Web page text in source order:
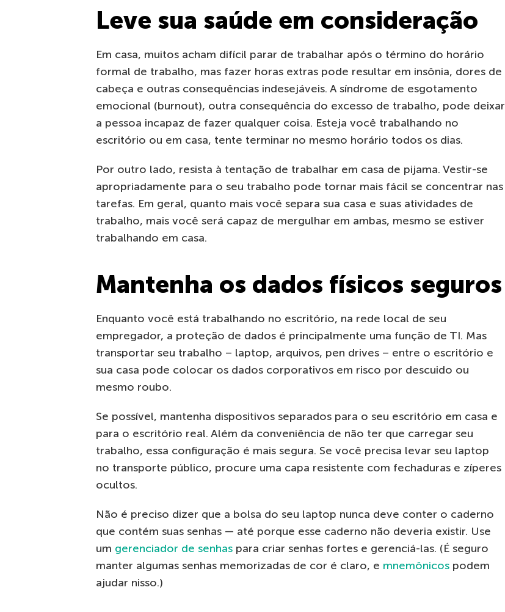
Leve sua saúde em consideração
Em casa, muitos acham difícil parar de trabalhar após o término do horário
formal de trabalho, mas fazer horas extras pode resultar em insônia, dores de
cabeça e outras consequências indesejáveis. A síndrome de esgotamento
emocional (burnout), outra consequência do excesso de trabalho, pode deixar
a pessoa incapaz de fazer qualquer coisa. Esteja você trabalhando no
escritório ou em casa, tente terminar no mesmo horário todos os dias.
Por outro lado, resista à tentação de trabalhar em casa de pijama. Vestir-se
apropriadamente para o seu trabalho pode tornar mais fácil se concentrar nas
tarefas. Em geral, quanto mais você separa sua casa e suas atividades de
trabalho, mais você será capaz de mergulhar em ambas, mesmo se estiver
trabalhando em casa.
Mantenha os dados físicos seguros
Enquanto você está trabalhando no escritório, na rede local de seu
empregador, a proteção de dados é principalmente uma função de TI. Mas
transportar seu trabalho – laptop, arquivos, pen drives – entre o escritório e
sua casa pode colocar os dados corporativos em risco por descuido ou
mesmo roubo.
Se possível, mantenha dispositivos separados para o seu escritório em casa e
para o escritório real. Além da conveniência de não ter que carregar seu
trabalho, essa configuração é mais segura. Se você precisa levar seu laptop
no transporte público, procure uma capa resistente com fechaduras e zíperes
ocultos.
Não é preciso dizer que a bolsa do seu laptop nunca deve conter o caderno
que contém suas senhas — até porque esse caderno não deveria existir. Use
um gerenciador de senhas para criar senhas fortes e gerenciá-las. (É seguro
manter algumas senhas memorizadas de cor é claro, e mnemônicos podem
ajudar nisso.)